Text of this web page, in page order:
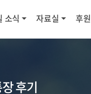
소식 자료실 후원
후기